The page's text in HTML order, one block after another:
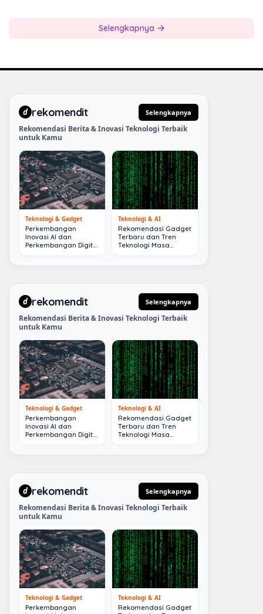
Selengkapnya
d rekomendit Selengkapnya
Rekomendasi Berita & Inovasi Teknologi Terbaik
untuk Kamu
Teknologi & Gadget
Perkembangan
Inovasi AI dan
Perkembangan Digital
Teknologi & AI
Rekomendasi Gadget
Terbaru dan Tren
Teknologi Masa
d rekomendit Selengkapnya
Rekomendasi Berita & Inovasi Teknologi Terbaik
untuk Kamu
Teknologi & Gadget
Perkembangan
Inovasi AI dan
Perkembangan Digital
Teknologi & AI
Rekomendasi Gadget
Terbaru dan Tren
Teknologi Masa
d rekomendit Selengkapnya
Rekomendasi Berita & Inovasi Teknologi Terbaik
untuk Kamu
Teknologi & Gadget
Perkembangan
Teknologi & AI
Rekomendasi Gadget